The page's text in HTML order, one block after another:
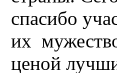
спасибо
их
ценой